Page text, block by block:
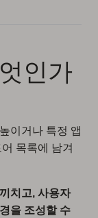
인가
이거나 특정 앱
목록에 남겨
치고, 사용자
을 조성할 수